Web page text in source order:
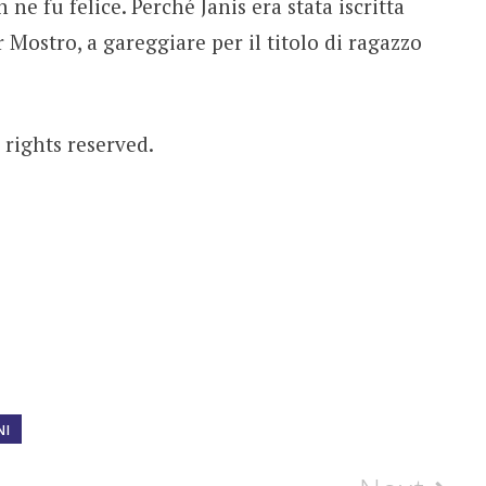
fu felice. Perché Janis era stata iscritta
a gareggiare per il titolo di ragazzo
reserved.